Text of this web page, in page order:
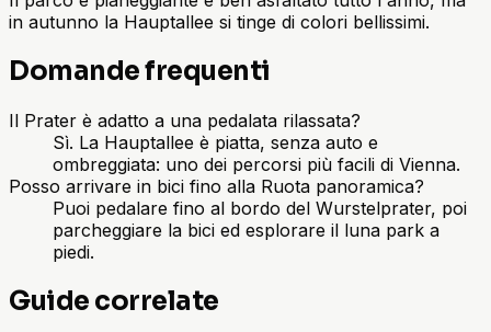
in autunno la Hauptallee si tinge di colori bellissimi.
Domande frequenti
Il Prater è adatto a una pedalata rilassata?
Sì. La Hauptallee è piatta, senza auto e
ombreggiata: uno dei percorsi più facili di Vienna.
Posso arrivare in bici fino alla Ruota panoramica?
Puoi pedalare fino al bordo del Wurstelprater, poi
parcheggiare la bici ed esplorare il luna park a
piedi.
Guide correlate